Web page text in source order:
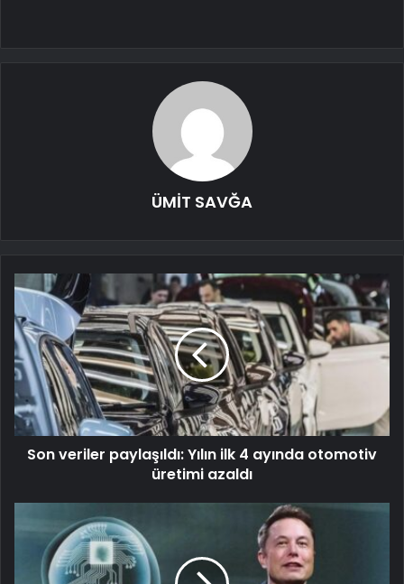
ÜMİT SAVĞA
Son veriler paylaşıldı: Yılın ilk 4 ayında otomotiv
üretimi azaldı